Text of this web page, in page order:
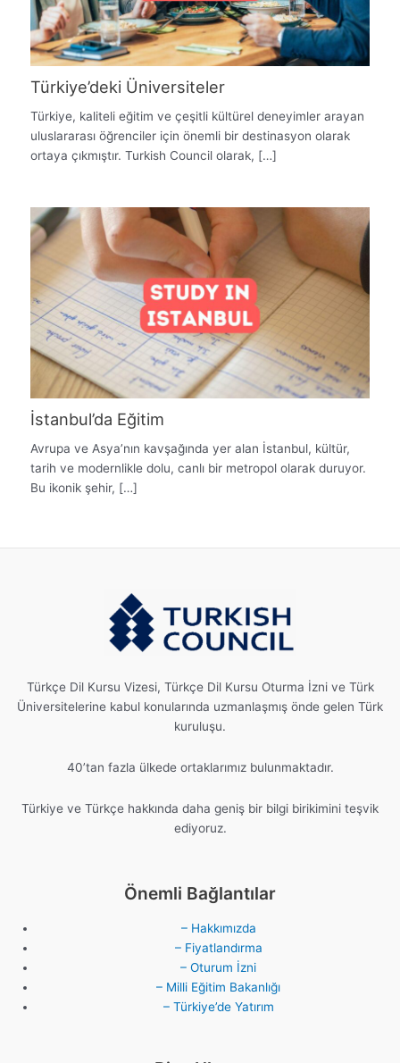
Türkiye’deki Üniversiteler
Türkiye, kaliteli eğitim ve çeşitli kültürel deneyimler arayan
uluslararası öğrenciler için önemli bir destinasyon olarak
ortaya çıkmıştır. Turkish Council olarak, […]
İstanbul’da Eğitim
Avrupa ve Asya’nın kavşağında yer alan İstanbul, kültür,
tarih ve modernlikle dolu, canlı bir metropol olarak duruyor.
Bu ikonik şehir, […]
Türkçe Dil Kursu Vizesi, Türkçe Dil Kursu Oturma İzni ve Türk
Üniversitelerine kabul konularında uzmanlaşmış önde gelen Türk
kuruluşu.
40’tan fazla ülkede ortaklarımız bulunmaktadır.
Türkiye ve Türkçe hakkında daha geniş bir bilgi birikimini teşvik
ediyoruz.
Önemli Bağlantılar
– Hakkımızda
– Fiyatlandırma
– Oturum İzni
– Milli Eğitim Bakanlığı
– Türkiye’de Yatırım